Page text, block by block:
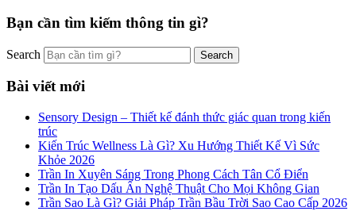
Bạn cần tìm kiếm thông tin gì?
Search
Bài viết mới
Sensory Design – Thiết kế đánh thức giác quan trong kiến
trúc
Kiến Trúc Wellness Là Gì? Xu Hướng Thiết Kế Vì Sức
Khỏe 2026
Trần In Xuyên Sáng Trong Phong Cách Tân Cổ Điển
Trần In Tạo Dấu Ấn Nghệ Thuật Cho Mọi Không Gian
Trần Sao Là Gì? Giải Pháp Trần Bầu Trời Sao Cao Cấp 2026